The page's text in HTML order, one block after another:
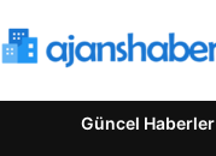
Güncel Haberler